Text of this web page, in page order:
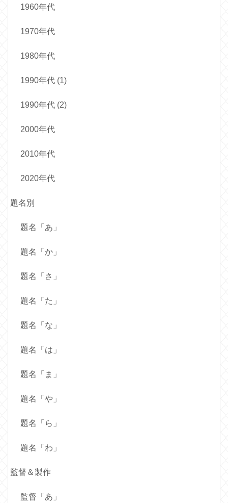
1960年代
1970年代
1980年代
1990年代 (1)
1990年代 (2)
2000年代
2010年代
2020年代
題名別
題名「あ」
題名「か」
題名「さ」
題名「た」
題名「な」
題名「は」
題名「ま」
題名「や」
題名「ら」
題名「わ」
監督＆製作
監督「あ」